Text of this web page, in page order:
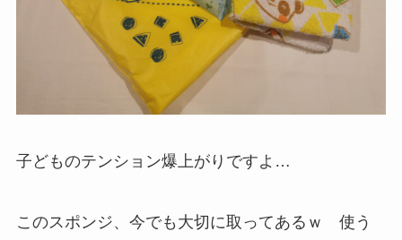
子どものテンション爆上がりですよ…
このスポンジ、今でも大切に取ってあるｗ 使う